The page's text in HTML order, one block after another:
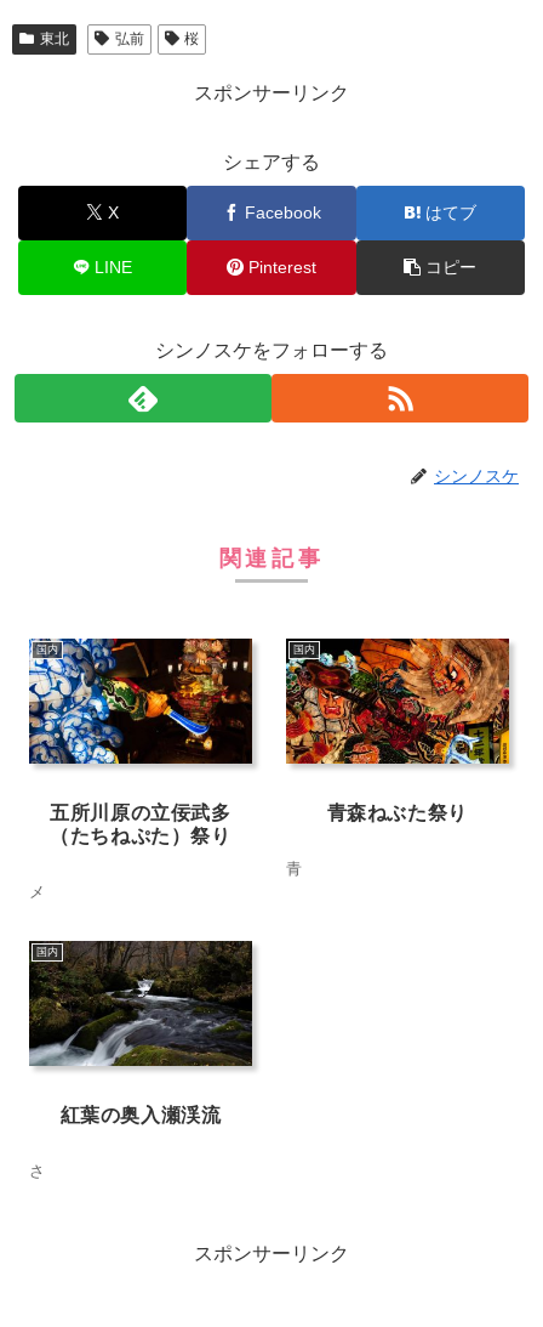
東北 弘前 桜
スポンサーリンク
シェアする
X Facebook はてブ
LINE Pinterest コピー
シンノスケをフォローする
シンノスケ
関連記事
国内
五所川原の立佞武多
（たちねぷた）祭り
メ
国内
青森ねぶた祭り
青
国内
紅葉の奥入瀬渓流
さ
スポンサーリンク